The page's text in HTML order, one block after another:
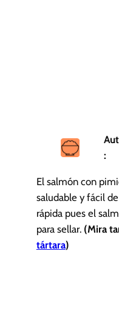
:
El salmón con
saludable y fácil
rápida pues el
para sellar. (Mira
tártara)